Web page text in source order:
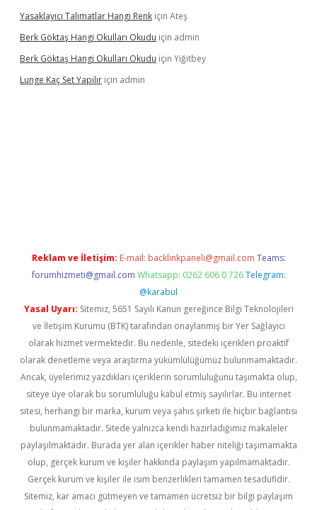
Yasaklayıcı Talimatlar Hangi Renk için Ateş
Berk Göktaş Hangi Okulları Okudu için admin
Berk Göktaş Hangi Okulları Okudu için Yiğitbey
Lunge Kaç Set Yapılır için admin
Reklam ve İletişim: E-mail: backlinkpaneli@gmail.com Teams:
forumhizmeti@gmail.com Whatsapp: 0262 606 0 726 Telegram:
@karabul
Yasal Uyarı: Sitemiz, 5651 Sayılı Kanun gereğince Bilgi Teknolojileri
ve İletişim Kurumu (BTK) tarafından onaylanmış bir Yer Sağlayıcı
olarak hizmet vermektedir. Bu nedenle, sitedeki içerikleri proaktif
olarak denetleme veya araştırma yükümlülüğümüz bulunmamaktadır.
Ancak, üyelerimiz yazdıkları içeriklerin sorumluluğunu taşımakta olup,
siteye üye olarak bu sorumluluğu kabul etmiş sayılırlar. Bu internet
sitesi, herhangi bir marka, kurum veya şahıs şirketi ile hiçbir bağlantısı
bulunmamaktadır. Sitede yalnızca kendi hazırladığımız makaleler
paylaşılmaktadır. Burada yer alan içerikler haber niteliği taşımamakta
olup, gerçek kurum ve kişiler hakkında paylaşım yapılmamaktadır.
Gerçek kurum ve kişiler ile isim benzerlikleri tamamen tesadüfidir.
Sitemiz, kar amacı gütmeyen ve tamamen ücretsiz bir bilgi paylaşım